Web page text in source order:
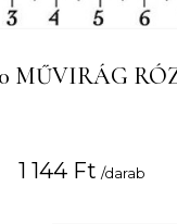
MŰVIRÁG
1 144 Ft /darab